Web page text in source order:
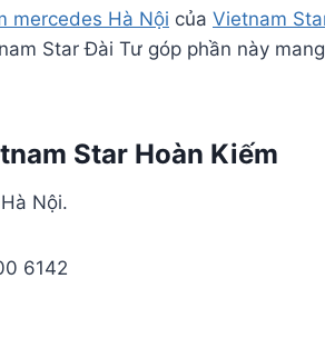
mercedes Hà Nội của Vietnam
Star Đài Tư góp phần này
Star Hoàn Kiếm
Nội.
6142